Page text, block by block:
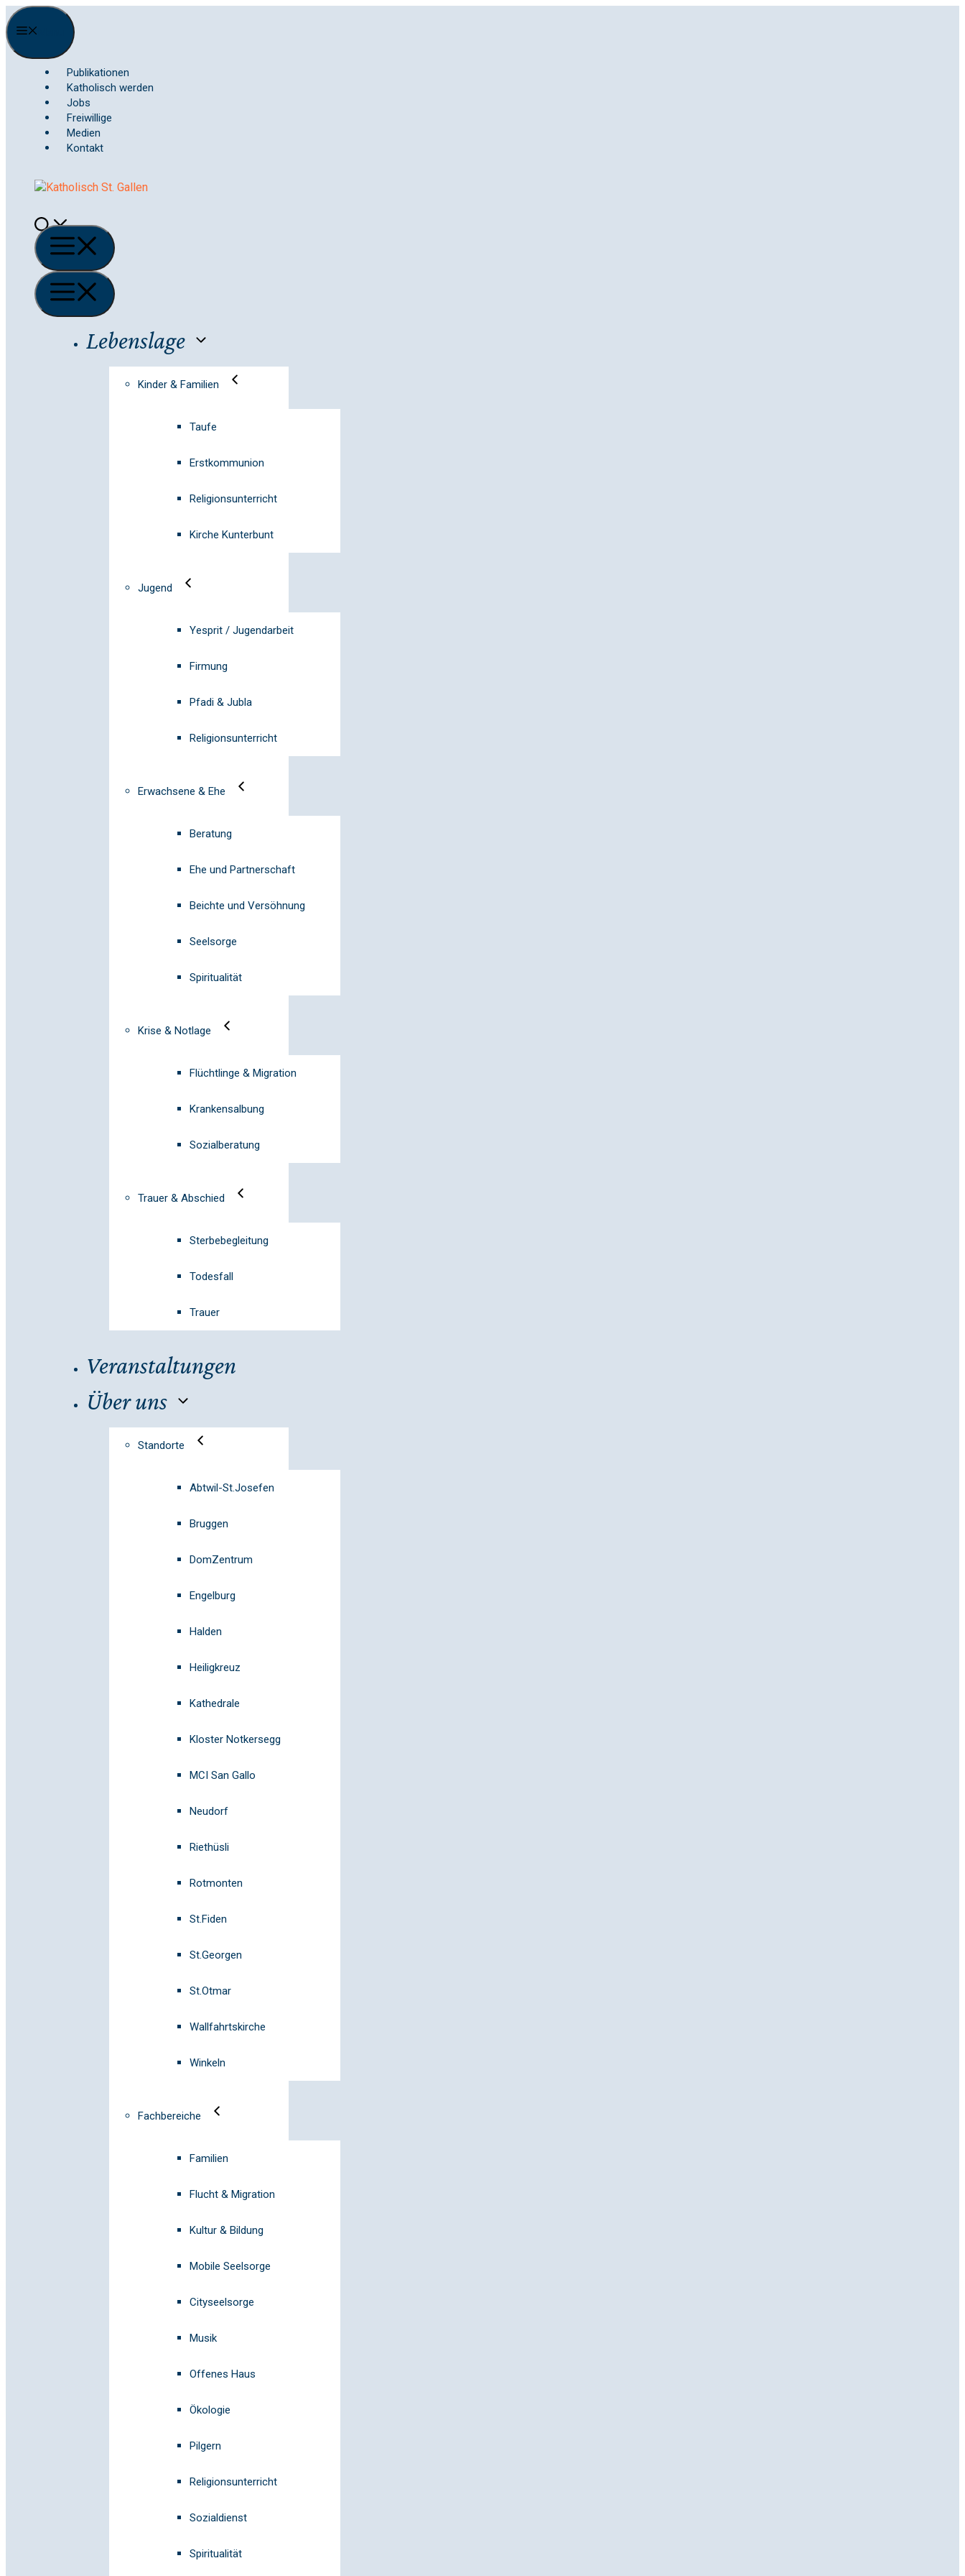
Springe
zum
Inhalt
Publikationen
Katholisch werden
Jobs
Freiwillige
Medien
Kontakt
Menü
Menü
Lebenslage
Kinder & Familien
Taufe
Erstkommunion
Religionsunterricht
Kirche Kunterbunt
Jugend
Yesprit / Jugendarbeit
Firmung
Pfadi & Jubla
Religionsunterricht
Erwachsene & Ehe
Beratung
Ehe und Partnerschaft
Beichte und Versöhnung
Seelsorge
Spiritualität
Krise & Notlage
Flüchtlinge & Migration
Krankensalbung
Sozialberatung
Trauer & Abschied
Sterbebegleitung
Todesfall
Trauer
Veranstaltungen
Über uns
Standorte
Abtwil-St.Josefen
Bruggen
DomZentrum
Engelburg
Halden
Heiligkreuz
Kathedrale
Kloster Notkersegg
MCI San Gallo
Neudorf
Riethüsli
Rotmonten
St.Fiden
St.Georgen
St.Otmar
Wallfahrtskirche
Winkeln
Fachbereiche
Familien
Flucht & Migration
Kultur & Bildung
Mobile Seelsorge
Cityseelsorge
Musik
Offenes Haus
Ökologie
Pilgern
Religionsunterricht
Sozialdienst
Spiritualität